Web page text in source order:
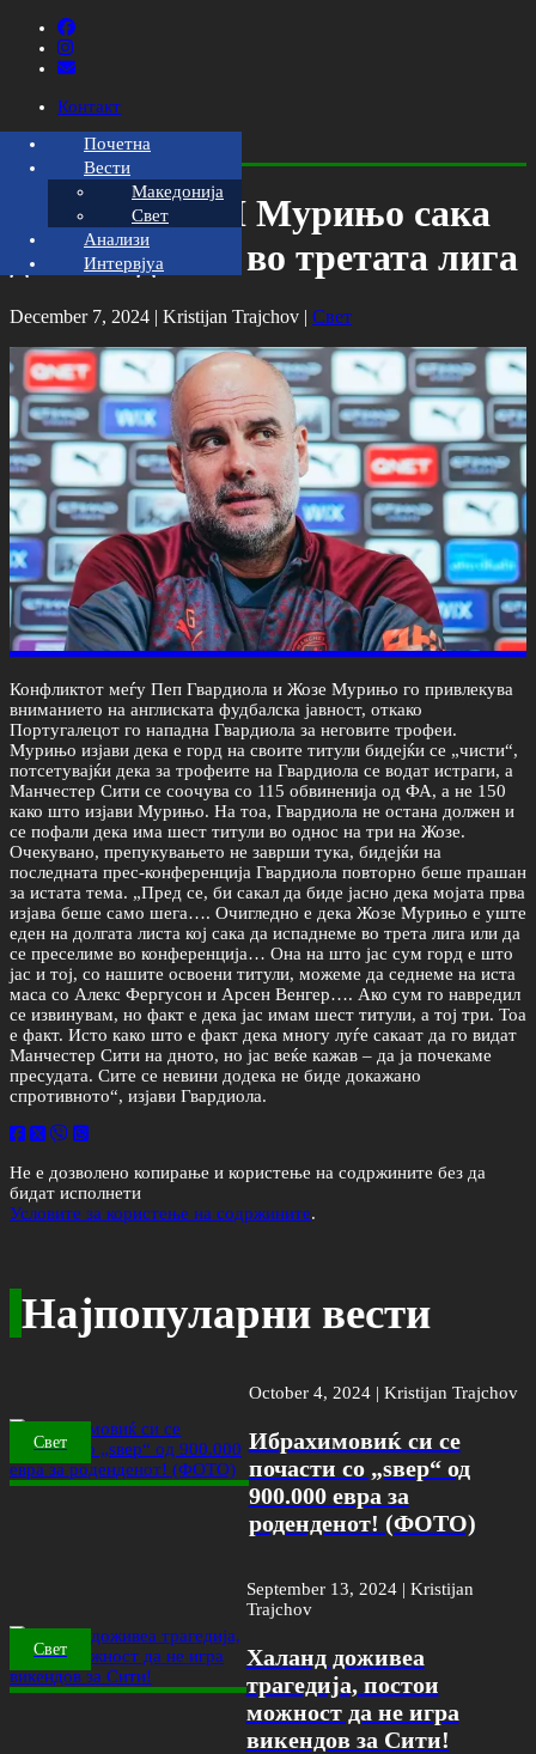
Контакт
Почетна
Вести
Македонија
Свет
Анализи
Интервјуа
Гвардиола: И Мурињо сака
да испаднеме во третата лига
December 7, 2024 | Kristijan Trajchov | Свет
Конфликтот меѓу Пеп Гвардиола и Жозе Мурињо го привлекува
вниманието на англиската фудбалска јавност, откако
Португалецот го нападна Гвардиола за неговите трофеи.
Мурињо изјави дека е горд на своите титули бидејќи се „чисти“,
потсетувајќи дека за трофеите на Гвардиола се водат истраги, а
Манчестер Сити се соочува со 115 обвиненија од ФА, а не 150
како што изјави Мурињо. На тоа, Гвардиола не остана должен и
се пофали дека има шест титули во однос на три на Жозе.
Очекувано, препукувањето не заврши тука, бидејќи на
последната прес-конференција Гвардиола повторно беше прашан
за истата тема. „Пред се, би сакал да биде јасно дека мојата прва
изјава беше само шега…. Очигледно е дека Жозе Мурињо е уште
еден на долгата листа кој сака да испаднеме во трета лига или да
се преселиме во конференција… Она на што јас сум горд е што
јас и тој, со нашите освоени титули, можеме да седнеме на иста
маса со Алекс Фергусон и Арсен Венгер…. Ако сум го навредил
се извинувам, но факт е дека јас имам шест титули, а тој три. Тоа
е факт. Исто како што е факт дека многу луѓе сакаат да го видат
Манчестер Сити на дното, но јас веќе кажав – да ја почекаме
пресудата. Сите се невини додека не биде докажано
спротивното“, изјави Гвардиола.
Не е дозволено копирање и користење на содржините без да
бидат исполнети
Условите за користење на содржините.
Најпопуларни вести
Свет
October 4, 2024 | Kristijan Trajchov
Ибрахимовиќ си се
почасти со „ѕвер“ од
900.000 евра за
роденденот! (ФОТО)
Свет
September 13, 2024 | Kristijan
Trajchov
Халанд доживеа
трагедија, постои
можност да не игра
викендов за Сити!